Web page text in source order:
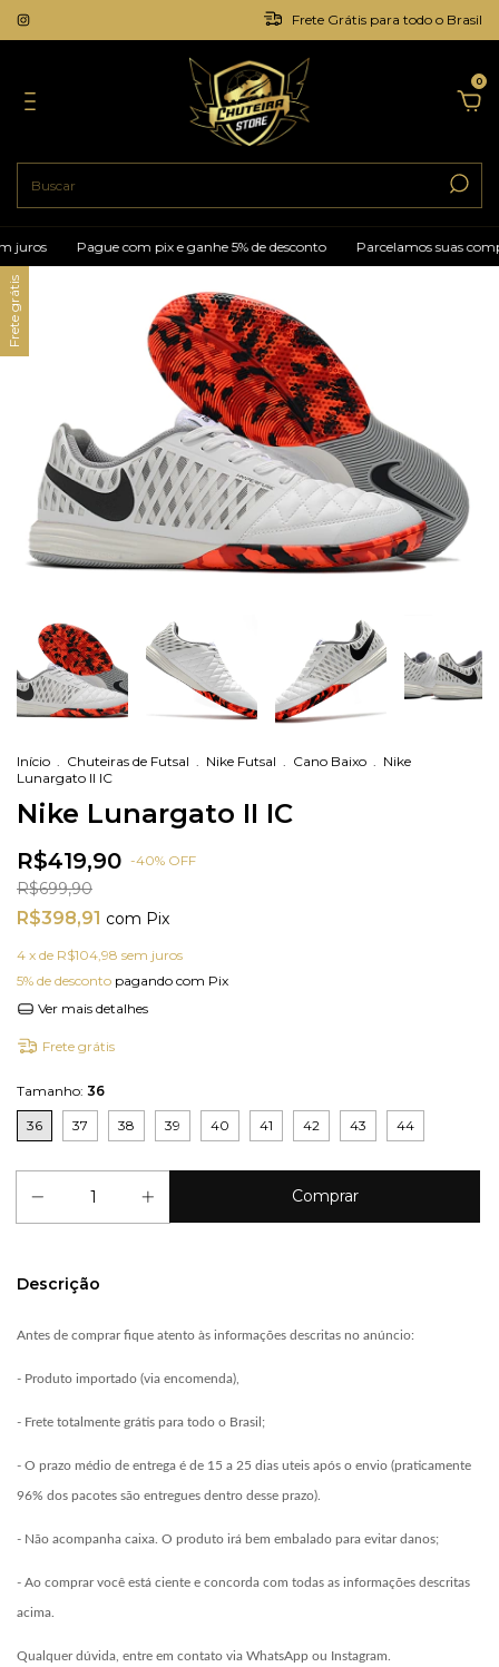
Frete Grátis para todo o Brasil
0
Pague com pix e ganhe 5% de desconto Parcelamos suas
Frete grátis
Início . Chuteiras de Futsal . Nike Futsal . Cano Baixo . Nike
Lunargato II IC
Nike Lunargato II IC
R$419,90 -40% OFF
R$699,90
R$398,91 com Pix
4 x de R$104,98 sem juros
5% de desconto pagando com Pix
Ver mais detalhes
Frete grátis
Tamanho: 36
36 37 38 39 40 41 42 43 44
Descrição
Antes de comprar fique atento às informações descritas no anúncio:
- Produto importado (via encomenda),
- Frete totalmente grátis para todo o Brasil;
- O prazo médio de entrega é de 15 a 25 dias uteis após o envio (praticamente
96% dos pacotes são entregues dentro desse prazo).
- Não acompanha caixa. O produto irá bem embalado para evitar danos;
- Ao comprar você está ciente e concorda com todas as informações descritas
acima.
Qualquer dúvida, entre em contato via WhatsApp ou Instagram.